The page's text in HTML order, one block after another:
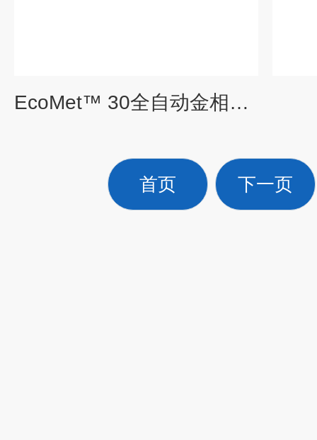
EcoMet™ 30全自动金相磨抛机
首页 下一页